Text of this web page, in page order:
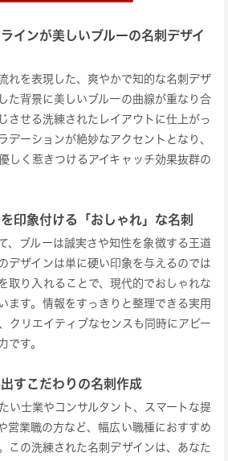
インが美しいブルーの名刺デザイ
れを表現した、爽やかで知的な名刺デザ
た背景に美しいブルーの曲線が重なり合
させる洗練されたレイアウトに仕上がっ
デーションが絶妙なアクセントとなり、
しく惹きつけるアイキャッチ効果抜群の
印象付ける「おしゃれ」な名刺
、ブルーは誠実さや知性を象徴する王道
デザインは単に硬い印象を与えるのでは
取り入れることで、現代的でおしゃれな
ます。情報をすっきりと整理できる実用
クリエイティブなセンスも同時にアピー
です。
すこだわりの名刺作成
い士業やコンサルタント、スマートな提
営業職の方など、幅広い職種におすすめ
この洗練された名刺デザインは、あなた